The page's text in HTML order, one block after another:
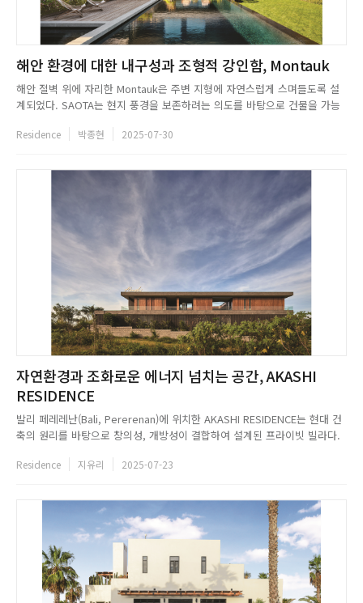
해안 환경에 대한 내구성과 조형적 강인함, Montauk
해안 절벽 위에 자리한 Montauk은 주변 지형에 자연스럽게 스며들도록 설
계되었다. SAOTA는 현지 풍경을 보존하려는 의도를 바탕으로 건물을 가능
지역 헛간 건축에서 영감을 받은 형태로, Montauk의 건축 문맥과 조화를 이
Residence 박종현 2025-07-30
자연환경과 조화로운 에너지 넘치는 공간, AKASHI
RESIDENCE
발리 페레레난(Bali, Pererenan)에 위치한 AKASHI RESIDENCE는 현대 건
축의 원리를 바탕으로 창의성, 개방성이 결합하여 설계된 프라이빗 빌라다.
한 열대 조경과 천연 소재, 야외 순환의 요소를 내부와 외부의 경계를 허물어
Residence 지유리 2025-07-23